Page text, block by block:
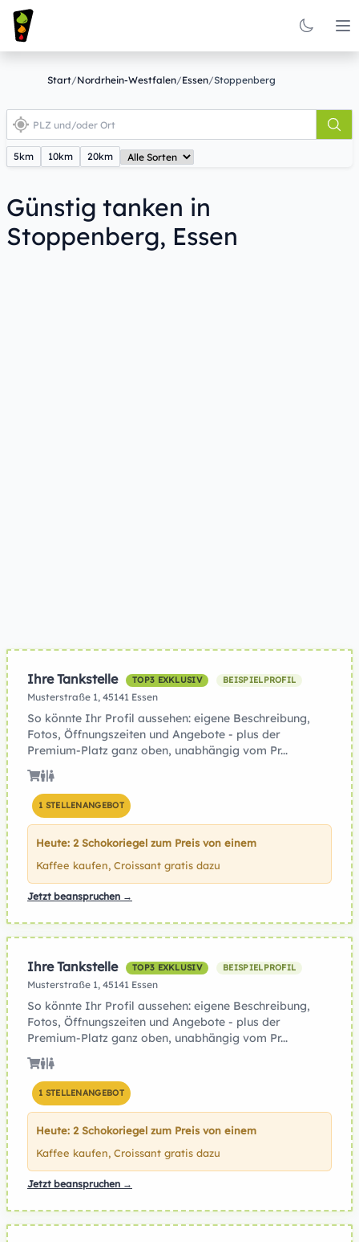
Start/Nordrhein-Westfalen/Essen/Stoppenberg
5km 10km 20km
Günstig tanken in
Stoppenberg, Essen
Ihre Tankstelle TOP3 EXKLUSIV BEISPIELPROFIL
Musterstraße 1, 45141 Essen
So könnte Ihr Profil aussehen: eigene Beschreibung,
Fotos, Öffnungszeiten und Angebote - plus der
Premium-Platz ganz oben, unabhängig vom Pr...
1 STELLENANGEBOT
Heute: 2 Schokoriegel zum Preis von einem
Kaffee kaufen, Croissant gratis dazu
Jetzt beanspruchen →
Ihre Tankstelle TOP3 EXKLUSIV BEISPIELPROFIL
Musterstraße 1, 45141 Essen
So könnte Ihr Profil aussehen: eigene Beschreibung,
Fotos, Öffnungszeiten und Angebote - plus der
Premium-Platz ganz oben, unabhängig vom Pr...
1 STELLENANGEBOT
Heute: 2 Schokoriegel zum Preis von einem
Kaffee kaufen, Croissant gratis dazu
Jetzt beanspruchen →